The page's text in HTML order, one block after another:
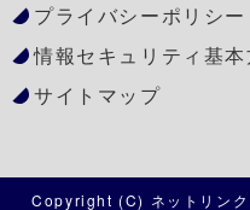
プライバシーポリシー
情報セキュリティ基
サイトマップ
Copyright (C) ネットリン